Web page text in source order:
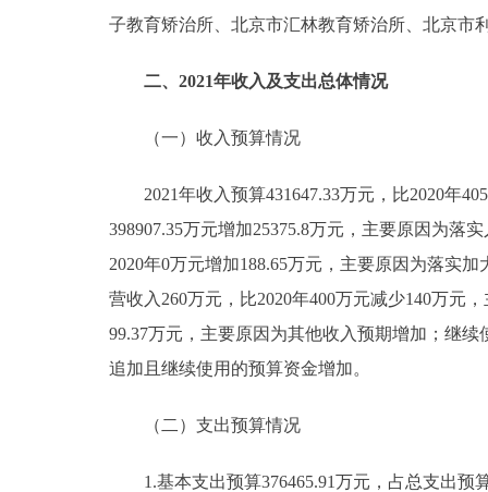
子教育矫治所、北京市汇林教育矫治所、北京市
二、2021年收入及支出总体情况
（一）收入预算情况
2021年收入预算431647.33万元，比2020年
398907.35万元增加25375.8万元，主要原因为落
2020年0万元增加188.65万元，主要原因为落实
营收入260万元，比2020年400万元减少140万元
99.37万元，主要原因为其他收入预期增加；继续
追加且继续使用的预算资金增加。
（二）支出预算情况
1.基本支出预算376465.91万元，占总支出预算